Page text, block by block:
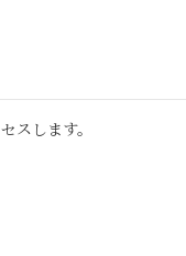
スします。